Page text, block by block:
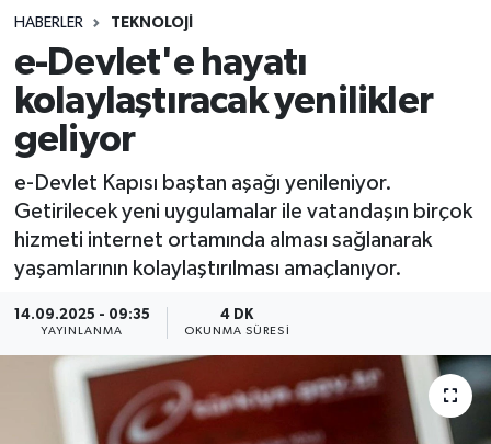
HABERLER TEKNOLOJI
e-Devlet'e hayatı
kolaylaştıracak yenilikler
geliyor
e-Devlet Kapısı baştan aşağı yenileniyor.
Getirilecek yeni uygulamalar ile vatandaşın birçok
hizmeti internet ortamında alması sağlanarak
yaşamlarının kolaylaştırılması amaçlanıyor.
14.09.2025 - 09:35
YAYINLANMA
4 DK
OKUNMA SÜRESI
Spor
Teknoloji
Yaşam